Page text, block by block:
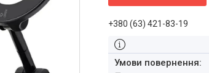
+380 (63) 421-83-19